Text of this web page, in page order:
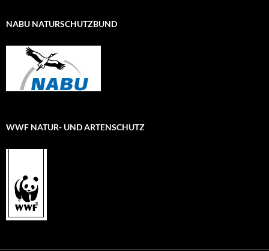
NABU NATURSCHUTZBUND
WWF NATUR- UND ARTENSCHUTZ